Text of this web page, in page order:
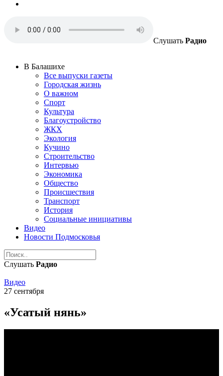
Слушать Радио
В Балашихе
Все выпуски газеты
Городская жизнь
О важном
Спорт
Культура
Благоустройство
ЖКХ
Экология
Кучино
Строительство
Интервью
Экономика
Общество
Происшествия
Транспорт
История
Социальные инициативы
Видео
Новости Подмосковья
Слушать Радио
Видео
27 сентября
«Усатый нянь»